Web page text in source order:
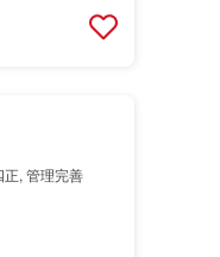
, 管理完善